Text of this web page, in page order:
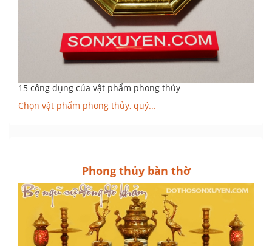
15 công dụng của vật phẩm phong thủy
Chọn vật phẩm phong thủy, quý...
Phong thủy bàn thờ